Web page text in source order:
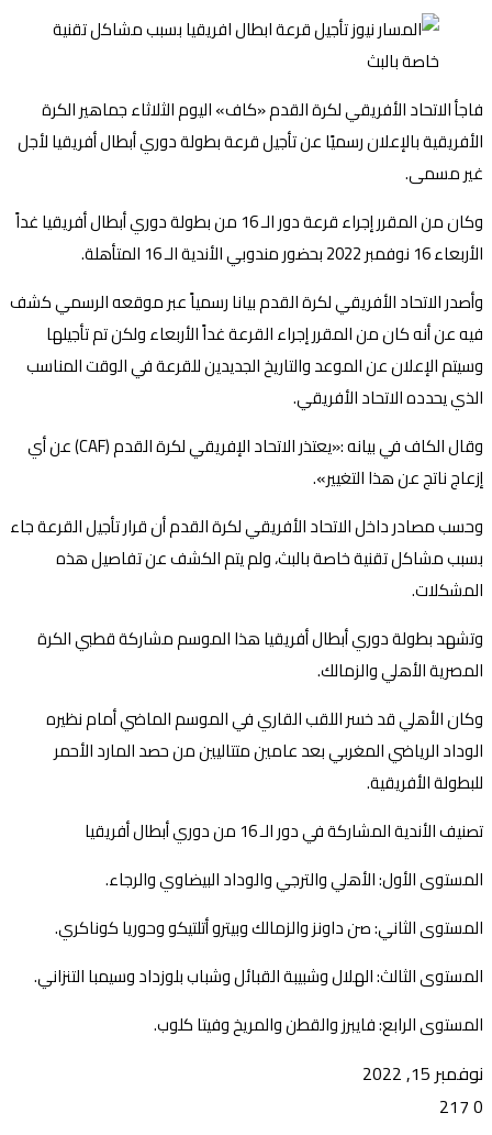
فاجأ الاتحاد الأفريقي لكرة القدم «كاف» اليوم الثلاثاء جماهير الكرة
الأفريقية بالإعلان رسميًا عن تأجيل قرعة بطولة دوري أبطال أفريقيا لأجل
غير مسمى.
وكان من المقرر إجراء قرعة دور الـ 16 من بطولة دوري أبطال أفريقيا غداً
الأربعاء 16 نوفمبر 2022 بحضور مندوبي الأندية الـ 16 المتأهلة.
وأصدر الاتحاد الأفريقي لكرة القدم بيانا رسمياً عبر موقعه الرسمي كشف
فيه عن أنه كان من المقرر إجراء القرعة غداً الأربعاء ولكن تم تأجيلها
وسيتم الإعلان عن الموعد والتاريخ الجديدين للقرعة في الوقت المناسب
الذي يحدده الاتحاد الأفريقي.
وقال الكاف في بيانه :«يعتذر الاتحاد الإفريقي لكرة القدم (CAF) عن أي
إزعاج ناتج عن هذا التغيير».
وحسب مصادر داخل الاتحاد الأفريقي لكرة القدم أن قرار تأجيل القرعة جاء
بسبب مشاكل تقنية خاصة بالبث، ولم يتم الكشف عن تفاصيل هذه
المشكلات.
وتشهد بطولة دوري أبطال أفريقيا هذا الموسم مشاركة قطبي الكرة
المصرية الأهلي والزمالك.
وكان الأهلي قد خسر اللقب القاري في الموسم الماضي أمام نظيره
الوداد الرياضي المغربي بعد عامين متتاليين من حصد المارد الأحمر
للبطولة الأفريقية.
تصنيف الأندية المشاركة في دور الـ 16 من دوري أبطال أفريقيا
المستوى الأول: الأهلي والترجي والوداد البيضاوي والرجاء.
المستوى الثاني: صن داونز والزمالك وبيترو أتلتيكو وحوريا كوناكري.
المستوى الثالث: الهلال وشبيبة القبائل وشباب بلوزداد وسيمبا التنزاني.
المستوى الرابع: فايبرز والقطن والمريخ وفيتا كلوب.
نوفمبر 15, 2022
0